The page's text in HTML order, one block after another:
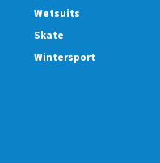
Wetsuits
Skate
Wintersport